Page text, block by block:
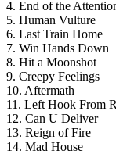
4. End of the
5. Human Vulture
6. Last Train Home
7. Win Hands Down
8. Hit a Moonshot
9. Creepy Feelings
10. Aftermath
11. Left Hook From
12. Can U Deliver
13. Reign of Fire
14. Mad House